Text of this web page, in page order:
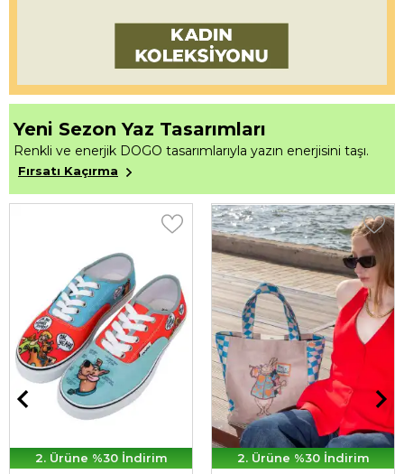
Yeni Sezon Yaz Tasarımları
Renkli ve enerjik DOGO tasarımlarıyla yazın enerjisini taşı.
Fırsatı Kaçırma
2. Ürüne %30 İndirim
2. Ürüne %30 İndirim